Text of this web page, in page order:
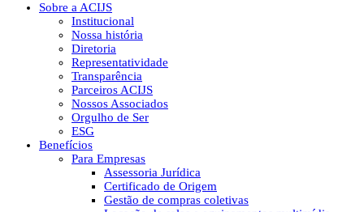
Sobre a ACIJS
Institucional
Nossa história
Diretoria
Representatividade
Transparência
Parceiros ACIJS
Nossos Associados
Orgulho de Ser
ESG
Benefícios
Para Empresas
Assessoria Jurídica
Certificado de Origem
Gestão de compras coletivas